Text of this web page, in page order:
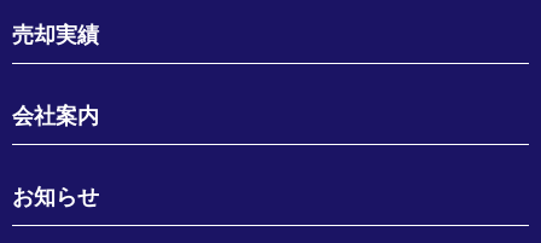
売却実績
会社案内
お知らせ